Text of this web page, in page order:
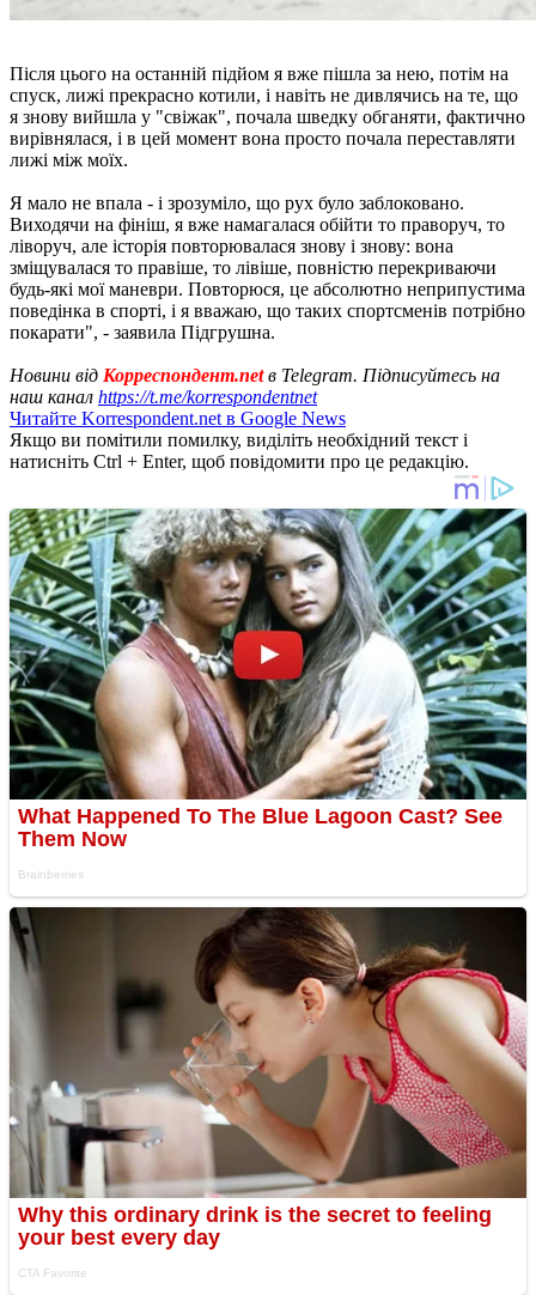
Після цього на останній підйом я вже пішла за нею, потім на
спуск, лижі прекрасно котили, і навіть не дивлячись на те, що
я знову вийшла у "свіжак", почала шведку обганяти, фактично
вирівнялася, і в цей момент вона просто почала переставляти
лижі між моїх.
Я мало не впала - і зрозуміло, що рух було заблоковано.
Виходячи на фініш, я вже намагалася обійти то праворуч, то
ліворуч, але історія повторювалася знову і знову: вона
зміщувалася то правіше, то лівіше, повністю перекриваючи
будь-які мої маневри. Повторюся, це абсолютно неприпустима
поведінка в спорті, і я вважаю, що таких спортсменів потрібно
покарати", - заявила Підгрушна.
Новини від Корреспондент.netв Telegram. Підписуйтесь на
наш канал https://t.me/korrespondentnet
Читайте Korrespondent.net в Google News
Якщо ви помітили помилку, виділіть необхідний текст і
натисніть Ctrl + Enter, щоб повідомити про це редакцію.